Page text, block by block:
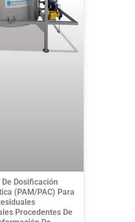
Dosificación
(PAM/PAC) Para
Procedentes De